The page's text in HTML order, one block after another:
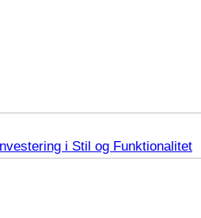
i Stil og Funktionalitet